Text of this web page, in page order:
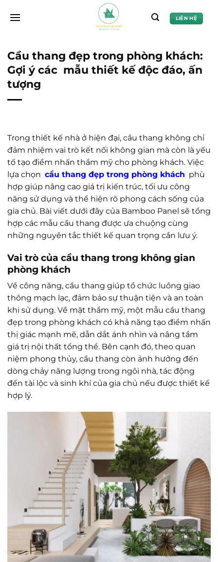
đến
LIÊN HỆ
Cầu thang đẹp trong phòng khách:
Gợi ý các mẫu thiết kế độc đáo, ấn
tượng
Trong thiết kế nhà ở hiện đại, cầu thang không chỉ
đảm nhiệm vai trò kết nối không gian mà còn là yếu
tố tạo điểm nhấn thẩm mỹ cho phòng khách. Việc
lựa chọn cầu thang đẹp trong phòng khách phù
hợp giúp nâng cao giá trị kiến trúc, tối ưu công
năng sử dụng và thể hiện rõ phong cách sống của
gia chủ. Bài viết dưới đây của Bamboo Panel sẽ tổng
hợp các mẫu cầu thang được ưa chuộng cùng
những nguyên tắc thiết kế quan trọng cần lưu ý.
Vai trò của cầu thang trong không gian
phòng khách
Về công năng, cầu thang giúp tổ chức luồng giao
thông mạch lạc, đảm bảo sự thuận tiện và an toàn
khi sử dụng. Về mặt thẩm mỹ, một mẫu cầu thang
đẹp trong phòng khách có khả năng tạo điểm nhấn
thị giác mạnh mẽ, dẫn dắt ánh nhìn và nâng tầm
giá trị nội thất tổng thể. Bên cạnh đó, theo quan
niệm phong thủy, cầu thang còn ảnh hưởng đến
dòng chảy năng lượng trong ngôi nhà, tác động
đến tài lộc và sinh khí của gia chủ nếu được thiết kế
hợp lý.